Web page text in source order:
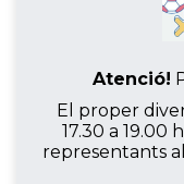
Atenció!
El proper
17.30 a 19.00
representants